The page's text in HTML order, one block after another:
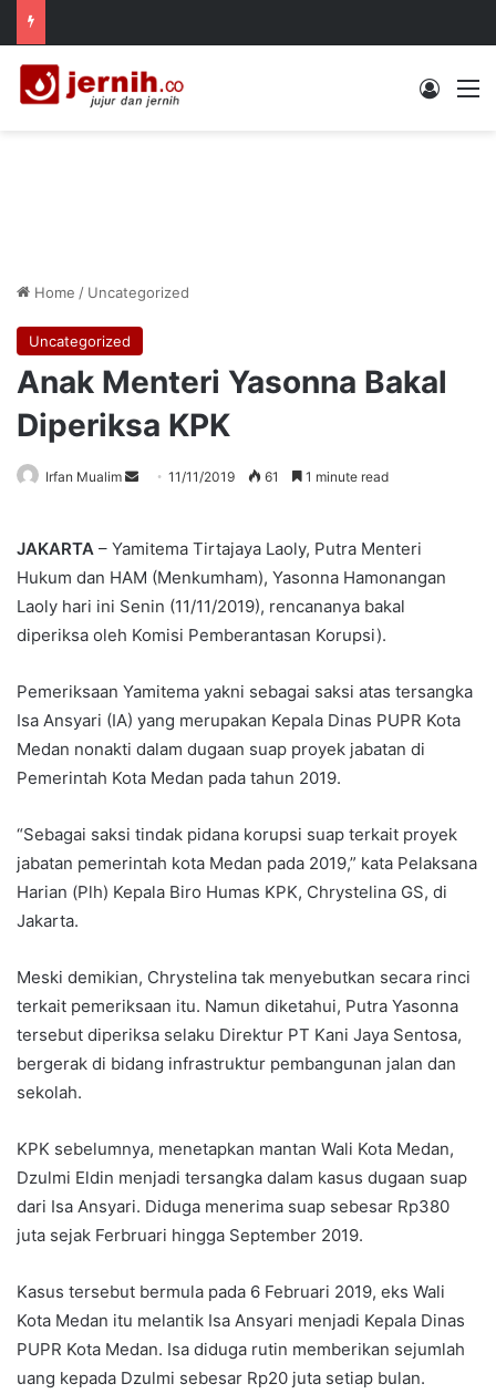
Log In
Home / Uncategorized
Uncategorized
Anak Menteri Yasonna Bakal
Diperiksa KPK
Irfan Mualim
Send11/11/2019 61 1 minute read
JAKARTA – Yamitema Tirtajaya Laoly, Putra Menteri
Hukum dan HAM (Menkumham), Yasonna Hamonangan
Laoly hari ini Senin (11/11/2019), rencananya bakal
diperiksa oleh Komisi Pemberantasan Korupsi).
Pemeriksaan Yamitema yakni sebagai saksi atas tersangka
Isa Ansyari (IA) yang merupakan Kepala Dinas PUPR Kota
Medan nonakti dalam dugaan suap proyek jabatan di
Pemerintah Kota Medan pada tahun 2019.
“Sebagai saksi tindak pidana korupsi suap terkait proyek
jabatan pemerintah kota Medan pada 2019,” kata Pelaksana
Harian (Plh) Kepala Biro Humas KPK, Chrystelina GS, di
Jakarta.
Meski demikian, Chrystelina tak menyebutkan secara rinci
terkait pemeriksaan itu. Namun diketahui, Putra Yasonna
tersebut diperiksa selaku Direktur PT Kani Jaya Sentosa,
bergerak di bidang infrastruktur pembangunan jalan dan
sekolah.
KPK sebelumnya, menetapkan mantan Wali Kota Medan,
Dzulmi Eldin menjadi tersangka dalam kasus dugaan suap
dari Isa Ansyari. Diduga menerima suap sebesar Rp380
juta sejak Ferbruari hingga September 2019.
Kasus tersebut bermula pada 6 Februari 2019, eks Wali
Kota Medan itu melantik Isa Ansyari menjadi Kepala Dinas
PUPR Kota Medan. Isa diduga rutin memberikan sejumlah
uang kepada Dzulmi sebesar Rp20 juta setiap bulan.